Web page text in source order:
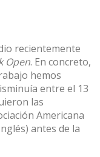
recientemente
Open. En concreto,
hemos
entre el 13
las
Americana
antes de la